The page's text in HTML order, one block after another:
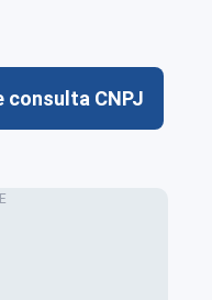
consulta CNPJ